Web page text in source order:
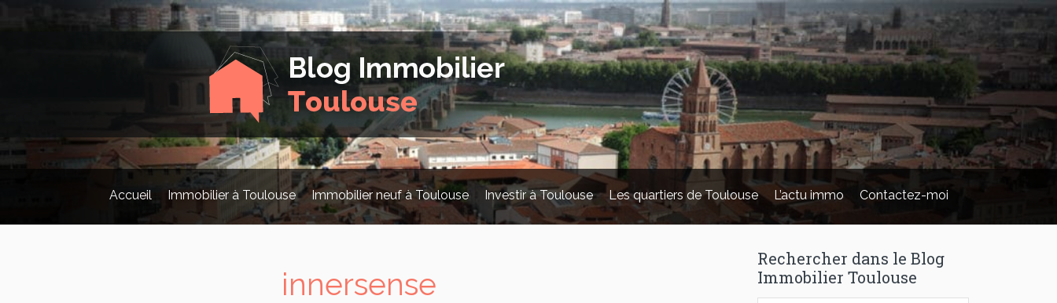
Accueil Immobilier à Toulouse Immobilier neuf à Toulouse Investir à Toulouse Les quartiers de Toulouse L’actu immo Contactez-moi
innersense
Rechercher dans le Blog
Immobilier Toulouse